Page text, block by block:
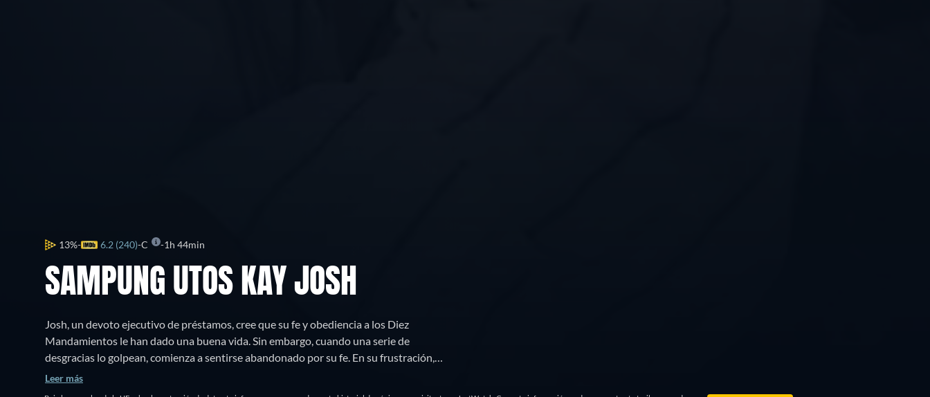
13% 6.2 (240) C 1h 44min
SAMPUNG UTOS KAY JOSH
Josh, un devoto ejecutivo de préstamos, cree que su fe y obediencia a los Diez
Mandamientos le han dado una buena vida. Sin embargo, cuando una serie de
desgracias lo golpean, comienza a sentirse abandonado por su fe. En su frustración,
decide rebelarse rompiendo cada uno de los mandamientos.
Leer más